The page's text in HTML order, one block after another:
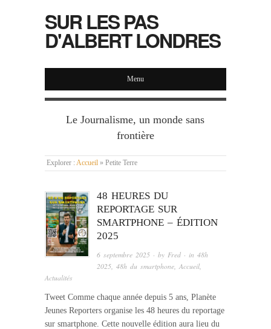
SUR LES PAS
D'ALBERT LONDRES
Menu
Le Journalisme, un monde sans
frontière
Explorer : Accueil » Petite Terre
48 HEURES DU
REPORTAGE SUR
SMARTPHONE – ÉDITION
2025
6 septembre 2025 · byFred · in48h
2025,48h du smartphone,Accueil,
Actualités
Tweet Comme chaque année depuis 5 ans, Planète
Jeunes Reporters organise les 48 heures du reportage
sur smartphone. Cette nouvelle édition aura lieu du